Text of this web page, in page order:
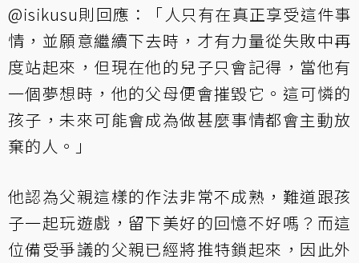
@isikusu則回應：「人只有在真正享受這件事
情，並願意繼續下去時，才有力量從失敗中再
度站起來，但現在他的兒子只會記得，當他有
一個夢想時，他的父母便會摧毀它。這可憐的
孩子，未來可能會成為做甚麼事情都會主動放
棄的人。」
他認為父親這樣的作法非常不成熟，難道跟孩
子一起玩遊戲，留下美好的回憶不好嗎？而這
位備受爭議的父親已經將推特鎖起來，因此外